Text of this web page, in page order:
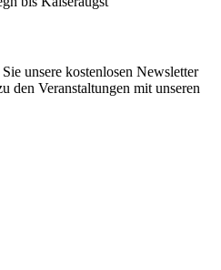
unsere kostenlosen Newsletter
den Veranstaltungen mit unseren